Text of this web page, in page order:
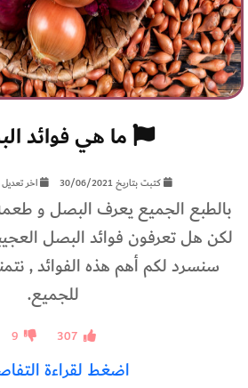
ما هي فوائد
كتبت بتاريخ 30/06/2021 اخر تعديل ب 30/
بالطبع الجميع يعرف البصل و
لكن هل تعرفون فوائد البصل
سنسرد لكم أهم هذه الفوائد ,
للجميع.
307
9
اضغط لقراءة